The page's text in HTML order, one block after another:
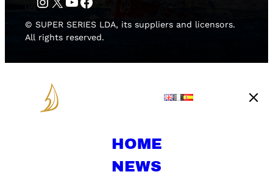
© SUPER SERIES LDA, its suppliers and licensors.
All rights reserved.
HOME
NEWS